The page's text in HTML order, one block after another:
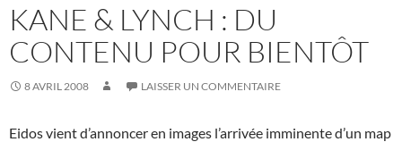
KANE & LYNCH : DU
CONTENU POUR BIENTÔT
8 AVRIL 2008 LAISSER UN COMMENTAIRE
Eidos vient d’annoncer en images l’arrivée imminente d’un map